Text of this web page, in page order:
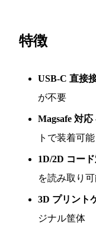
特徴
USB-C 直接
が不要
Magsafe 対応
トで装着可能
1D/2D コー
を読み取り
3D プリント
ジナル筐体